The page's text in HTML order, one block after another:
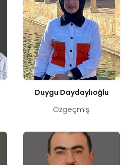
Duygu Daydaylıoğlu
Özgeçmişi